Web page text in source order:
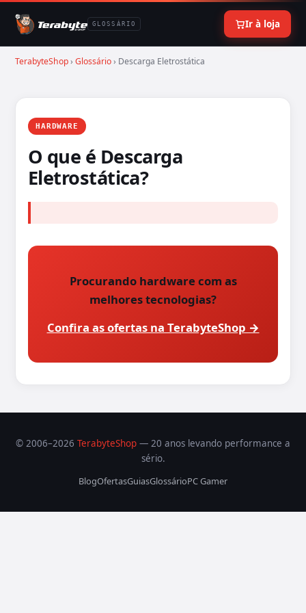
GLOSSÁRIO Ir à loja
TerabyteShop› Glossário› Descarga Eletrostática
HARDWARE
O que é Descarga
Eletrostática?
Procurando hardware com as
melhores tecnologias?
Confira as ofertas na TerabyteShop →
© 2006–2026 TerabyteShop — 20 anos levando performance a
sério.
BlogOfertasGuiasGlossárioPC Gamer